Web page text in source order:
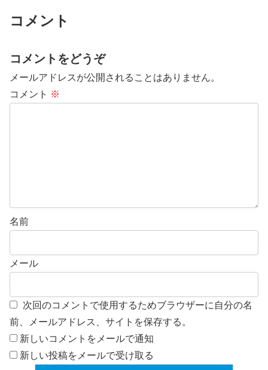
コメント
コメントをどうぞ
メールアドレスが公開されることはありません。
コメント ※
名前
メール
次回のコメントで使用するためブラウザーに自分の名
前、メールアドレス、サイトを保存する。
新しいコメントをメールで通知
新しい投稿をメールで受け取る